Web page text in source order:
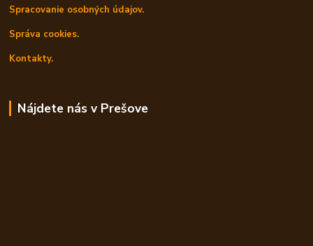
Spracovanie osobných údajov.
Správa cookies.
Kontakty.
Nájdete nás v Prešove